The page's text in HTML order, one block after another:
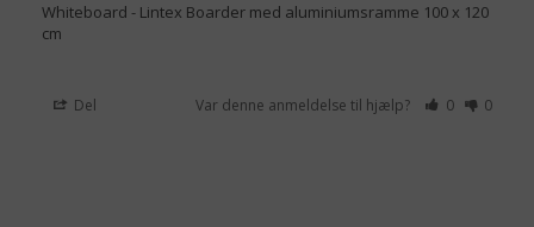
Whiteboard - Lintex Boarder med aluminiumsramme 100 x 120
cm
Del Var denne anmeldelse til hjælp? 0 0